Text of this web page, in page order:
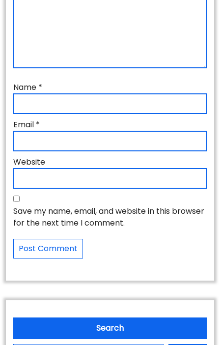
Name *
Email *
Website
Save my name, email, and website in this browser
for the next time I comment.
Search